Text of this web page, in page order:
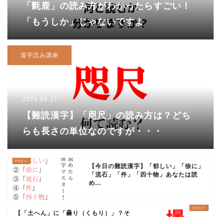
「氈鹿」の読み方がわかったらすごい！
「もうしか」じゃないですよ
漢字読み講座
2024.04.27
【難読漢字】「咫尺」の読み方は？どち
らも長さの単位なのですが・・・
【今日の難読漢字】「郁しい」「徐に」
「流石」「件」「四十物」あなたは読
め...
【「土へん」に「曇り（くもり）」？そ